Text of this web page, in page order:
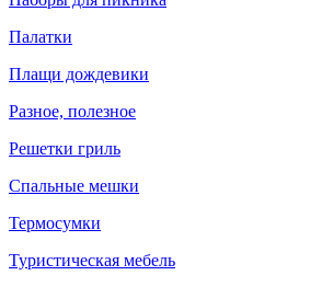
Палатки
Плащи дождевики
Разное, полезное
Решетки гриль
Спальные мешки
Термосумки
Туристическая мебель